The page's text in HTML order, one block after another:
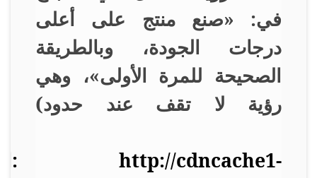
في: «صنع منتج على أعلى
درجات الجودة، وبالطريقة
الصحيحة للمرة الأولى»، وهي
رؤية لا تقف عند حدود(